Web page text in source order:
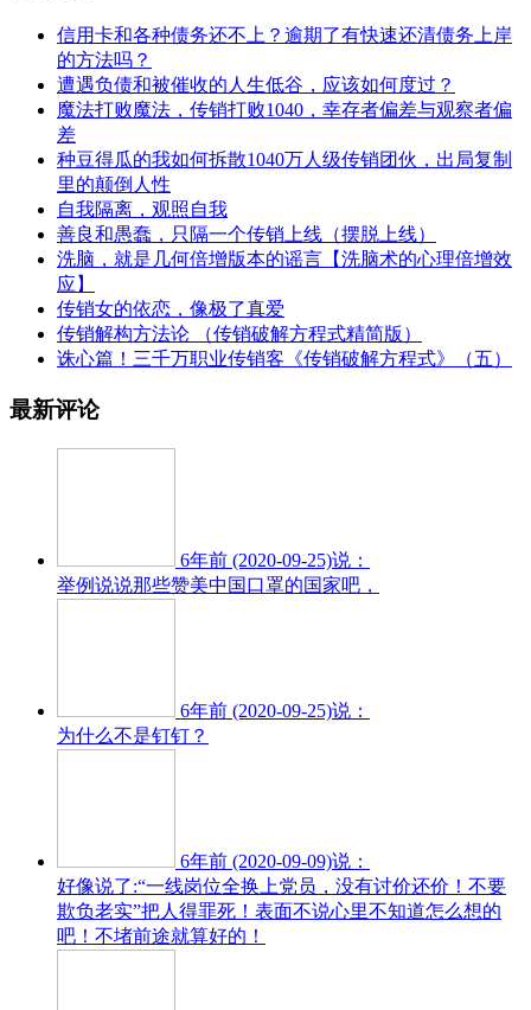
信用卡和各种债务还不上？逾期了有快速还清债务上岸
的方法吗？
遭遇负债和被催收的人生低谷，应该如何度过？
魔法打败魔法，传销打败1040，幸存者偏差与观察者偏
差
种豆得瓜的我如何拆散1040万人级传销团伙，出局复制
里的颠倒人性
自我隔离，观照自我
善良和愚蠢，只隔一个传销上线（摆脱上线）
洗脑，就是几何倍增版本的谣言【洗脑术的心理倍增效
应】
传销女的依恋，像极了真爱
传销解构方法论 （传销破解方程式精简版）
诛心篇！三千万职业传销客《传销破解方程式》（五）
最新评论
6年前 (2020-09-25)说：
举例说说那些赞美中国口罩的国家吧，
6年前 (2020-09-25)说：
为什么不是钉钉？
6年前 (2020-09-09)说：
好像说了:“一线岗位全换上党员，没有讨价还价！不要
欺负老实”把人得罪死！表面不说心里不知道怎么想的
吧！不堵前途就算好的！